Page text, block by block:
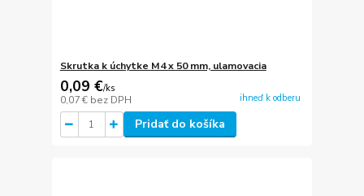
Skrutka k úchytke M4 x 50 mm, ulamovacia
0,09 €/ks
0,07 € bez DPH ihneď k odberu
Pridať do košíka